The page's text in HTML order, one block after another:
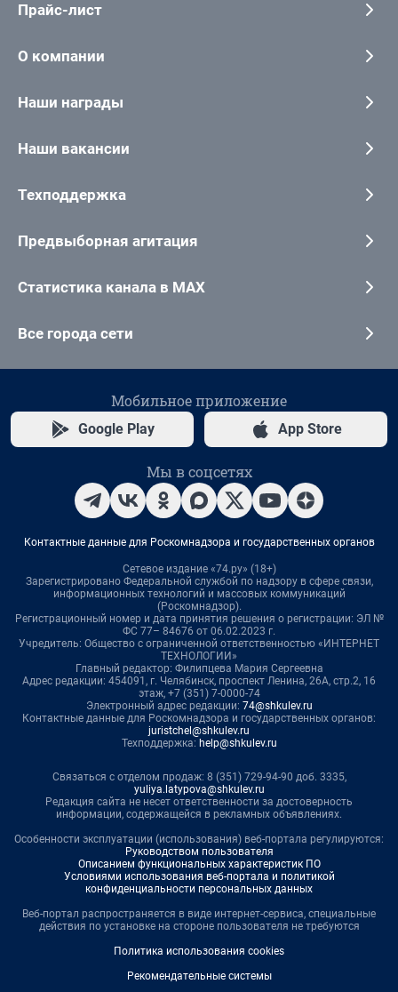
Прайс-лист
О компании
Наши награды
Наши вакансии
Техподдержка
Предвыборная агитация
Статистика канала в MAX
Все города сети
Мобильное приложение
Google Play App Store
Мы в соцсетях
Контактные данные для Роскомнадзора и государственных органов
Сетевое издание «74.ру» (18+)
Зарегистрировано Федеральной службой по надзору в сфере связи,
информационных технологий и массовых коммуникаций
(Роскомнадзор).
Регистрационный номер и дата принятия решения о регистрации: ЭЛ №
ФС 77– 84676 от 06.02.2023 г.
Учредитель: Общество с ограниченной ответственностью «ИНТЕРНЕТ
ТЕХНОЛОГИИ»
Главный редактор: Филипцева Мария Сергеевна
Адрес редакции: 454091, г. Челябинск, проспект Ленина, 26А, стр.2, 16
этаж, +7 (351) 7-0000-74
Электронный адрес редакции: 74@shkulev.ru
Контактные данные для Роскомнадзора и государственных органов:
juristchel@shkulev.ru
Техподдержка: help@shkulev.ru
Связаться с отделом продаж: 8 (351) 729-94-90 доб. 3335,
yuliya.latypova@shkulev.ru
Редакция сайта не несет ответственности за достоверность
информации, содержащейся в рекламных объявлениях.
Особенности эксплуатации (использования) веб-портала регулируются:
Руководством пользователя
Описанием функциональных характеристик ПО
Условиями использования веб-портала и политикой
конфиденциальности персональных данных
Веб-портал распространяется в виде интернет-сервиса, специальные
действия по установке на стороне пользователя не требуются
Политика использования cookies
Рекомендательные системы